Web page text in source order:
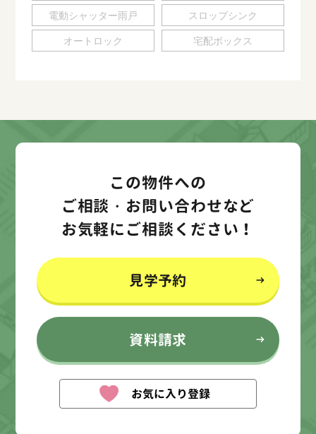
電動シャッター雨戸 スロップシンク
オートロック 宅配ボックス
この物件への
ご相談・お問い合わせなど
お気軽にご相談ください！
見学予約
資料請求
お気に入り登録